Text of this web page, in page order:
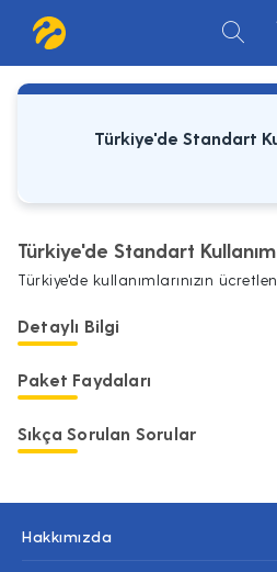
Türkiye'de Standart
Türkiye'de Standart
Türkiye'de kullanımlarınızın
Detaylı Bilgi
Paket Faydaları
Sıkça Sorulan Sorular
Hakkımızda